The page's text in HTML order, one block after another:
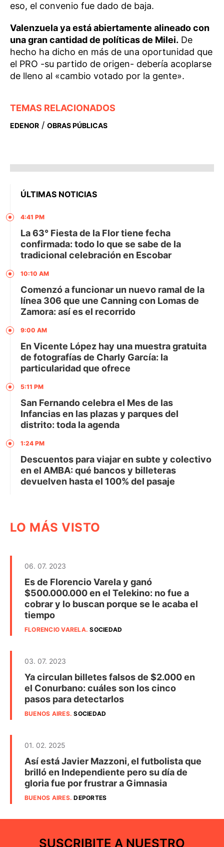
eso, el convenio fue dado de baja.
Valenzuela ya está abiertamente alineado con
una gran cantidad de políticas de Milei. De
hecho ha dicho en más de una oportunidad que
el PRO -su partido de origen- debería acoplarse
de lleno al «cambio votado por la gente».
TEMAS RELACIONADOS
EDENOR / OBRAS PÚBLICAS
ÚLTIMAS NOTICIAS
4:41 PM
La 63° Fiesta de la Flor tiene fecha
confirmada: todo lo que se sabe de la
tradicional celebración en Escobar
10:10 AM
Comenzó a funcionar un nuevo ramal de la
línea 306 que une Canning con Lomas de
Zamora: así es el recorrido
9:00 AM
En Vicente López hay una muestra gratuita
de fotografías de Charly García: la
particularidad que ofrece
5:11 PM
San Fernando celebra el Mes de las
Infancias en las plazas y parques del
distrito: toda la agenda
1:24 PM
Descuentos para viajar en subte y colectivo
en el AMBA: qué bancos y billeteras
devuelven hasta el 100% del pasaje
LO MÁS VISTO
06. 07. 2023
Es de Florencio Varela y ganó
$500.000.000 en el Telekino: no fue a
cobrar y lo buscan porque se le acaba el
tiempo
FLORENCIO VARELA.SOCIEDAD
03. 07. 2023
Ya circulan billetes falsos de $2.000 en
el Conurbano: cuáles son los cinco
pasos para detectarlos
BUENOS AIRES.SOCIEDAD
01. 02. 2025
Así está Javier Mazzoni, el futbolista que
brilló en Independiente pero su día de
gloria fue por frustrar a Gimnasia
BUENOS AIRES.DEPORTES
SUSCRIBITE A NUESTRO